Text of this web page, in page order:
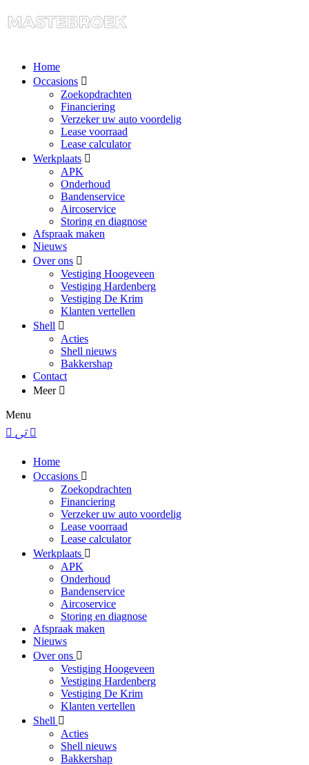
Home
Occasions
Zoekopdrachten
Financiering
Verzeker uw auto voordelig
Lease voorraad
Lease calculator
Werkplaats
APK
Onderhoud
Bandenservice
Aircoservice
Storing en diagnose
Afspraak maken
Nieuws
Over ons
Vestiging Hoogeveen
Vestiging Hardenberg
Vestiging De Krim
Klanten vertellen
Shell
Acties
Shell nieuws
Bakkershap
Contact
Meer
Menu
Home
Occasions
Zoekopdrachten
Financiering
Verzeker uw auto voordelig
Lease voorraad
Lease calculator
Werkplaats
APK
Onderhoud
Bandenservice
Aircoservice
Storing en diagnose
Afspraak maken
Nieuws
Over ons
Vestiging Hoogeveen
Vestiging Hardenberg
Vestiging De Krim
Klanten vertellen
Shell
Acties
Shell nieuws
Bakkershap